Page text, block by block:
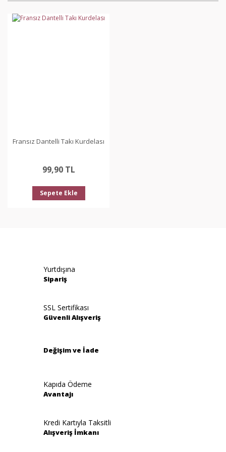
diğer konularda yetersiz gördüğünüz noktaları öneri
formunu kullanarak tarafımıza iletebilirsiniz.
Görüş ve önerileriniz için teşekkür ederiz.
Fransız Dantelli Takı Kurdelası
99,90 TL
Sepete Ekle
Yurtdışına
Sipariş
SSL Sertifikası
Güvenli Alışveriş
Değişim ve İade
Kapıda Ödeme
Avantajı
Kredi Kartıyla Taksitli
Alışveriş İmkanı